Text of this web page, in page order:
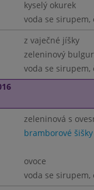
kyselý okurek
voda se sirupem,
z vaječné jíšky
zeleninový
voda se sirupem,
zeleninová s
bramborové
ovoce
voda se sirupem,